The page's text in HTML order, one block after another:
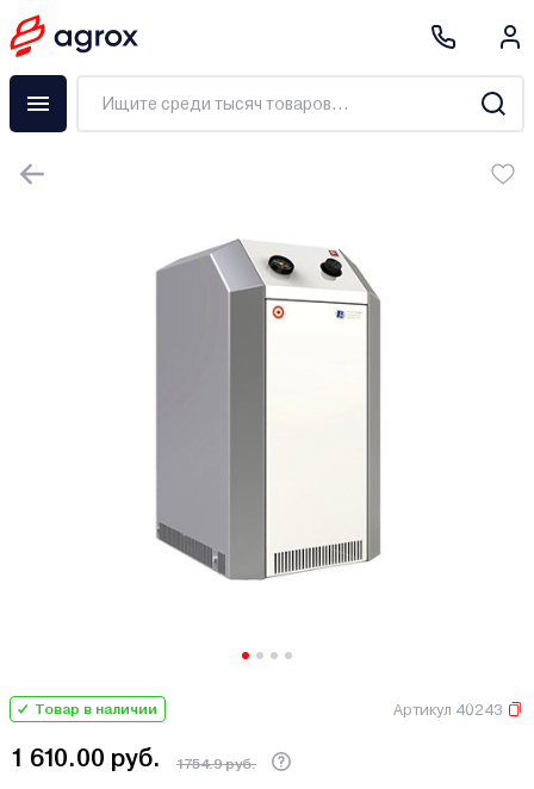
Товар в наличии Артикул 40243
1 610.00 руб. 1754.9 руб.